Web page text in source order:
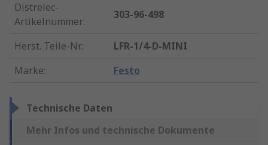
Distrelec-
Artikelnummer:
303-96-498
Herst. Teile-Nr.:
LFR-1/4-D-MINI
Marke: Festo
Technische Daten
Mehr Infos und technische Dokumente